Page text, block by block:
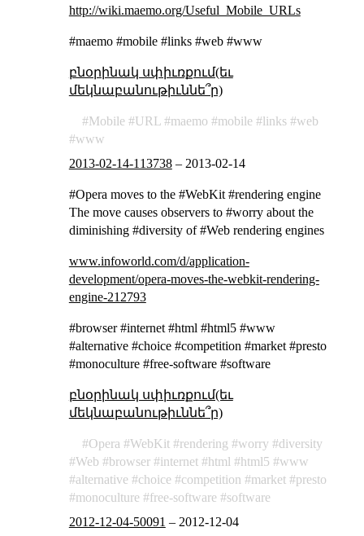
http://wiki.maemo.org/Useful_Mobile_URLs
#maemo #mobile #links #web #www
բնօրինակ սփիւռքում(եւ
մեկնաբանութիւննե՞ր)
Mobile URL maemo mobile links
web
www
2013-02-14-113738– 2013-02-14
#Opera moves to the #WebKit #rendering engine
The move causes observers to #worry about the
diminishing #diversity of #Web rendering engines
www.infoworld.com/d/application-
development/opera-moves-the-webkit-rendering-
engine-212793
#browser #internet #html #html5 #www
#alternative #choice #competition #market #presto
#monoculture #free-software #software
բնօրինակ սփիւռքում(եւ
մեկնաբանութիւննե՞ր)
Opera WebKit rendering worry
diversity
Web
browser internet html html5
www
alternative
choice competition market
presto
monoculture
free-software
software
2012-12-04-50091 – 2012-12-04